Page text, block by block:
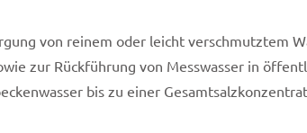
von reinem oder leicht verschmutztem
zur Rückführung von Messwasser in
bis zu einer